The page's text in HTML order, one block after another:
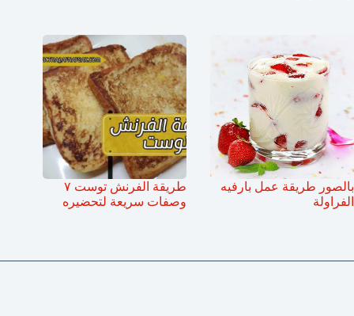
بالصور طريقة عمل بارفيه
الفراولة
طريقة الفرنش توست ٧
وصفات سريعة لتحضيره